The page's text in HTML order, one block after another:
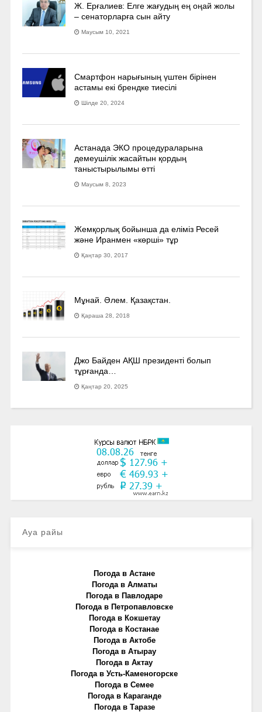
Ж. Ерғалиев: Елге жағудың ең оңай жолы
– сенаторларға сын айту
Маусым 10, 2021
Смартфон нарығының үштен бірінен
астамы екі брендке тиесілі
Шілде 20, 2024
Астанада ЭКО процедураларына
демеушілік жасайтын қордың
таныстырылымы өтті
Маусым 8, 2023
Жемқорлық бойынша да еліміз Ресей
және Иранмен «көрші» тұр
Қаңтар 30, 2017
Мұнай. Әлем. Қазақстан.
Қараша 28, 2018
Джо Байден АҚШ президенті болып
тұрғанда…
Қаңтар 20, 2025
Ауа райы
Погода в Астане
Погода в Алматы
Погода в Павлодаре
Погода в Петропавловске
Погода в Кокшетау
Погода в Костанае
Погода в Актобе
Погода в Атырау
Погода в Актау
Погода в Усть-Каменогорске
Погода в Семее
Погода в Караганде
Погода в Таразе